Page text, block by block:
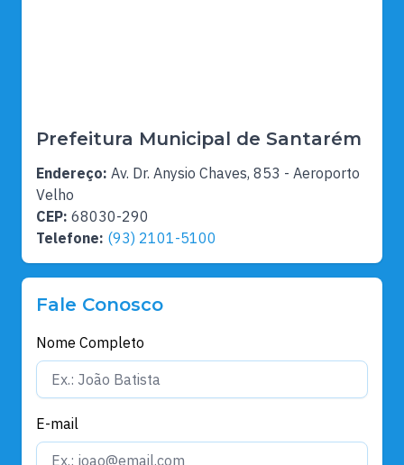
Prefeitura Municipal de Santarém
Endereço: Av. Dr. Anysio Chaves, 853 - Aeroporto
Velho
CEP: 68030-290
Telefone: (93) 2101-5100
Fale Conosco
Nome Completo
E-mail